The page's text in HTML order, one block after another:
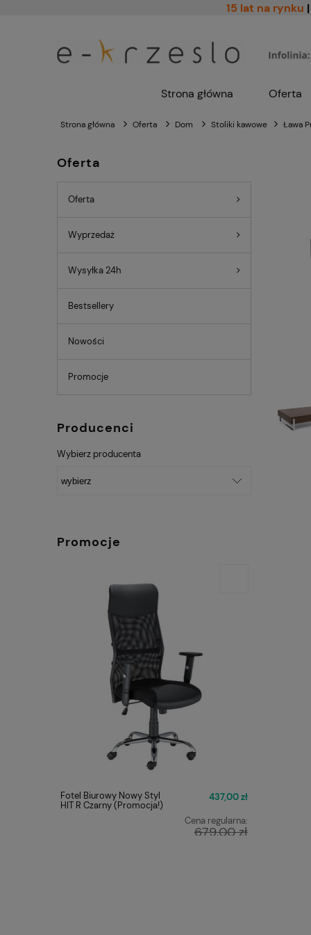
15 lat na rynku |
Strona główna Oferta
Strona główna Oferta Dom Stoliki kawowe Ława
Oferta
Oferta
Wyprzedaż
Wysyłka 24h
Bestsellery
Nowości
Promocje
Producenci
Wybierz producenta
Promocje
Fotel Biurowy Nowy Styl
HIT R Czarny (Promocja!)
437,00 zł
Cena regularna:
679,00 zł